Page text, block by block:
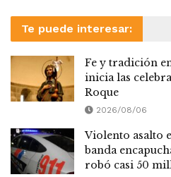
Te puede interesar:
Fe y tradición
inicia las
Roque
2026/08/06
Violento asalto
banda
robó casi 50